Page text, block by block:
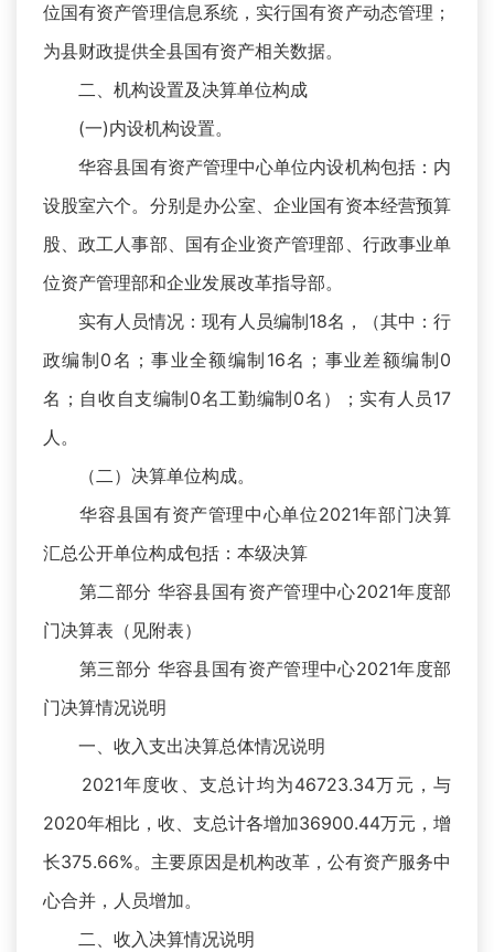
位国有资产管理信息系统，实行国有资产动态管理；
为县财政提供全县国有资产相关数据。
二、机构设置及决算单位构成
(一)内设机构设置。
华容县国有资产管理中心单位内设机构包括：内
设股室六个。分别是办公室、企业国有资本经营预算
股、政工人事部、国有企业资产管理部、行政事业单
位资产管理部和企业发展改革指导部。
实有人员情况：现有人员编制18名，（其中：行
政编制0名；事业全额编制16名；事业差额编制0
名；自收自支编制0名工勤编制0名）；实有人员17
人。
（二）决算单位构成。
华容县国有资产管理中心单位2021年部门决算
汇总公开单位构成包括：本级决算
第二部分 华容县国有资产管理中心2021年度部
门决算表（见附表）
第三部分 华容县国有资产管理中心2021年度部
门决算情况说明
一、收入支出决算总体情况说明
2021年度收、支总计均为46723.34万元，与
2020年相比，收、支总计各增加36900.44万元，增
长375.66%。主要原因是机构改革，公有资产服务中
心合并，人员增加。
二、收入决算情况说明